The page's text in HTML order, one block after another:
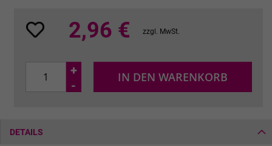
2,96 € zzgl. MwSt.
+
-
IN DEN WARENKORB
DETAILS